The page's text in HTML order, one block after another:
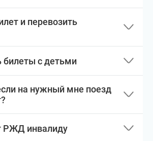
и перевозить
билеты с детьми
на нужный мне поезд
РЖД инвалиду